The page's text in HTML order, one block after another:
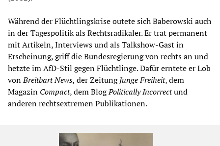
Während der Flüchtlingskrise outete sich Baberowski auch
in der Tagespolitik als Rechtsradikaler. Er trat permanent
mit Artikeln, Interviews und als Talkshow-Gast in
Erscheinung, griff die Bundesregierung von rechts an und
hetzte im AfD-Stil gegen Flüchtlinge. Dafür erntete er Lob
vonBreitbart News, der ZeitungJunge Freiheit, dem
Magazin Compact, dem BlogPolitically Incorrectund
anderen rechtsextremen Publikationen.